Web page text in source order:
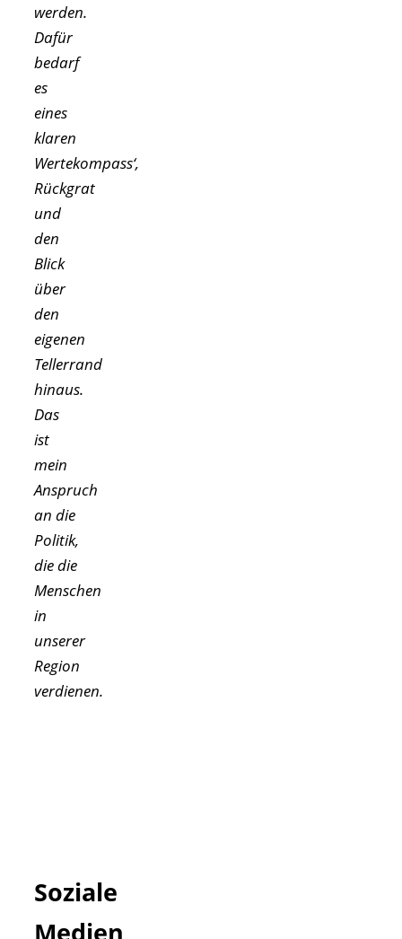
werden.
Dafür
bedarf
es
eines
klaren
Wertekompass‘,
Rückgrat
und
den
Blick
über
den
eigenen
Tellerrand
hinaus.
Das
ist
mein
Anspruch
an die
Politik,
die die
Menschen
in
unserer
Region
verdienen.
Soziale